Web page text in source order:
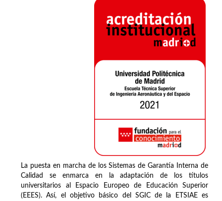
La puesta en marcha de los Sistemas de Garantía Interna de
Calidad se enmarca en la adaptación de los títulos
universitarios al Espacio Europeo de Educación Superior
(EEES). Así, el objetivo básico del SGIC de la ETSIAE es